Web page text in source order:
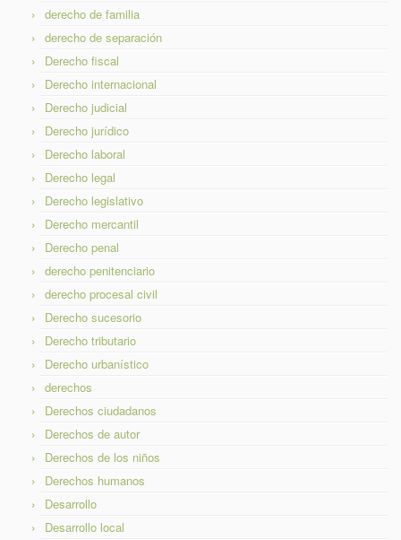
derecho de familia
derecho de separación
Derecho fiscal
Derecho internacional
Derecho judicial
Derecho jurídico
Derecho laboral
Derecho legal
Derecho legislativo
Derecho mercantil
Derecho penal
derecho penitenciario
derecho procesal civil
Derecho sucesorio
Derecho tributario
Derecho urbanístico
derechos
Derechos ciudadanos
Derechos de autor
Derechos de los niños
Derechos humanos
Desarrollo
Desarrollo local